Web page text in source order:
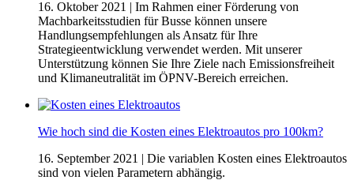
16. Oktober 2021 | Im Rahmen einer Förderung von
Machbarkeitsstudien für Busse können unsere
Handlungsempfehlungen als Ansatz für Ihre
Strategieentwicklung verwendet werden. Mit unserer
Unterstützung können Sie Ihre Ziele nach Emissionsfreiheit
und Klimaneutralität im ÖPNV-Bereich erreichen.
Wie hoch sind die Kosten eines Elektroautos pro 100km?
16. September 2021 | Die variablen Kosten eines Elektroautos
sind von vielen Parametern abhängig.